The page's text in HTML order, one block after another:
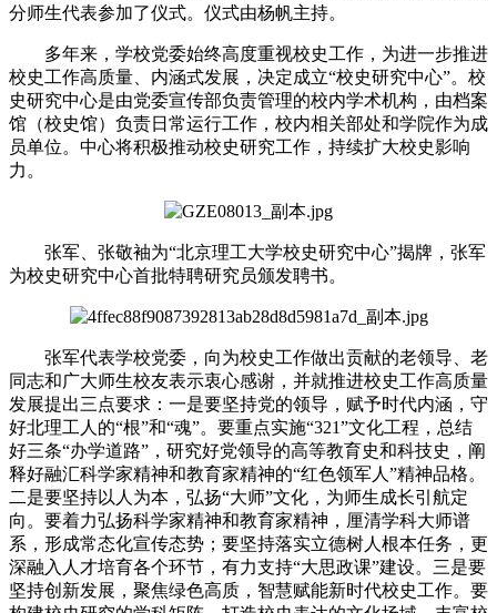
分师生代表参加了仪式。仪式由杨帆主持。
多年来，学校党委始终高度重视校史工作，为进一步推进
校史工作高质量、内涵式发展，决定成立“校史研究中心”。校
史研究中心是由党委宣传部负责管理的校内学术机构，由档案
馆（校史馆）负责日常运行工作，校内相关部处和学院作为成
员单位。中心将积极推动校史研究工作，持续扩大校史影响
力。
张军、张敬袖为“北京理工大学校史研究中心”揭牌，张军
为校史研究中心首批特聘研究员颁发聘书。
张军代表学校党委，向为校史工作做出贡献的老领导、老
同志和广大师生校友表示衷心感谢，并就推进校史工作高质量
发展提出三点要求：一是要坚持党的领导，赋予时代内涵，守
好北理工人的“根”和“魂”。要重点实施“321”文化工程，总结
好三条“办学道路”，研究好党领导的高等教育史和科技史，阐
释好融汇科学家精神和教育家精神的“红色领军人”精神品格。
二是要坚持以人为本，弘扬“大师”文化，为师生成长引航定
向。要着力弘扬科学家精神和教育家精神，厘清学科大师谱
系，形成常态化宣传态势；要坚持落实立德树人根本任务，更
深融入人才培育各个环节，有力支持“大思政课”建设。三是要
坚持创新发展，聚焦绿色高质，智慧赋能新时代校史工作。要